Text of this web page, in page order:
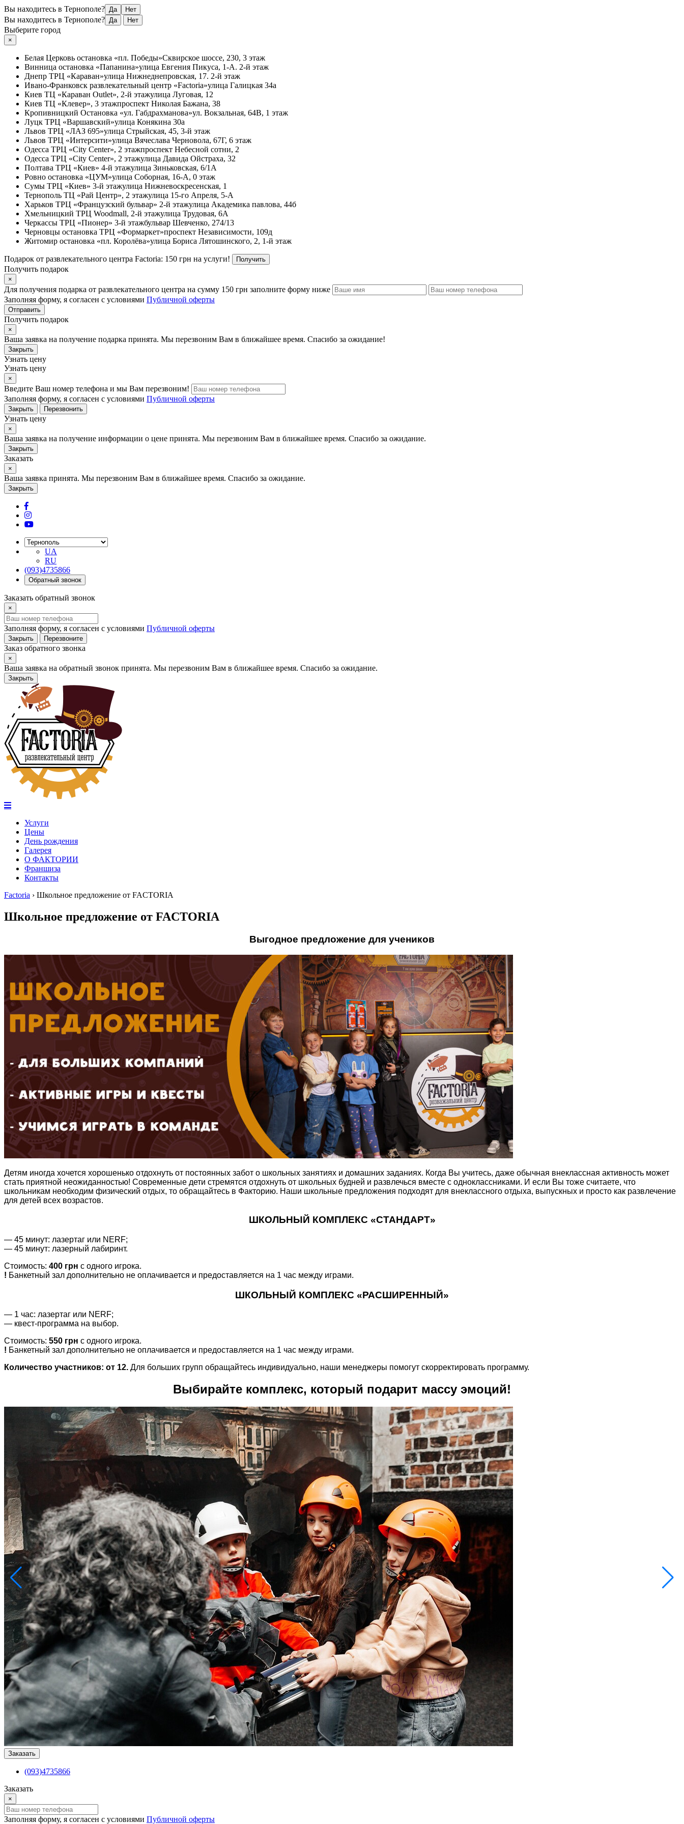
Вы находитесь в Тернополе? Да Нет
Вы находитесь в Тернополе? Да Нет
Выберите город
×
Белая Церковь остановка «пл. Победы»Сквирское шоссе, 230, 3 этаж
Винница остановка «Папанина»улица Евгения Пикуса, 1-А. 2-й этаж
Днепр ТРЦ «Караван»улица Нижнеднепровская, 17. 2-й этаж
Ивано-Франковск развлекательный центр «Factoria»улица Галицкая 34а
Киев ТЦ «Караван Outlet», 2-й этажулица Луговая, 12
Киев ТЦ «Клевер», 3 этажпроспект Николая Бажана, 38
Кропивницкий Остановка «ул. Габдрахманова»ул. Вокзальная, 64В, 1 этаж
Луцк ТРЦ «Варшавский»улица Конякина 30а
Львов ТРЦ «ЛАЗ 695»улица Стрыйская, 45, 3-й этаж
Львов ТРЦ «Интерсити»улица Вячеслава Черновола, 67Г, 6 этаж
Одесса ТРЦ «City Center», 2 этажпроспект Небесной сотни, 2
Одесса ТРЦ «City Center», 2 этажулица Давида Ойстраха, 32
Полтава ТРЦ «Киев» 4-й этажулица Зиньковская, 6/1А
Ровно остановка «ЦУМ»улица Соборная, 16-А, 0 этаж
Сумы ТРЦ «Киев» 3-й этажулица Нижневоскресенская, 1
Тернополь ТЦ «Рай Центр», 2 этажулица 15-го Апреля, 5-А
Харьков ТРЦ «Французский бульвар» 2-й этажулица Академика павлова, 44б
Хмельницкий ТРЦ Woodmall, 2-й этажулица Трудовая, 6А
Черкассы ТРЦ «Пионер» 3-й этажбульвар Шевченко, 274/13
Черновцы остановка ТРЦ «Формаркет»проспект Независимости, 109д
Житомир остановка «пл. Королёва»улица Бориса Лятошинского, 2, 1-й этаж
Подарок от развлекательного центра Factoria: 150 грн на услуги! Получить
Получить подарок
×
Для получения подарка от развлекательного центра на сумму 150 грн заполните форму ниже
Заполняя форму, я согласен с условиями Публичной оферты
Отправить
Получить подарок
×
Ваша заявка на получение подарка принята. Мы перезвоним Вам в ближайшее время. Спасибо за ожидание!
Закрыть
Узнать цену
Узнать цену
×
Введите Ваш номер телефона и мы Вам перезвоним!
Заполняя форму, я согласен с условиями Публичной оферты
Закрыть Перезвонить
Узнать цену
×
Ваша заявка на получение информации о цене принята. Мы перезвоним Вам в ближайшее время. Спасибо за ожидание.
Закрыть
Заказать
×
Ваша заявка принята. Мы перезвоним Вам в ближайшее время. Спасибо за ожидание.
Закрыть
UA
RU
(093)4735866
Обратный звонок
Заказать обратный звонок
×
Заполняя форму, я согласен с условиями Публичной оферты
Закрыть Перезвоните
Заказ обратного звонка
×
Ваша заявка на обратный звонок принята. Мы перезвоним Вам в ближайшее время. Спасибо за ожидание.
Закрыть
Услуги
Цены
День рождения
Галерея
О ФАКТОРИИ
Франшиза
Контакты
Factoria › Школьное предложение от FACTORIA
Школьное предложение от FACTORIA
Выгодное предложение для учеников
Детям иногда хочется хорошенько отдохнуть от постоянных забот о школьных занятиях и домашних заданиях. Когда Вы учитесь, даже обычная внеклассная активность может
стать приятной неожиданностью! Современные дети стремятся отдохнуть от школьных будней и развлечься вместе с одноклассниками. И если Вы тоже считаете, что
школьникам необходим физический отдых, то обращайтесь в Факторию. Наши школьные предложения подходят для внеклассного отдыха, выпускных и просто как развлечение
для детей всех возрастов.
ШКОЛЬНЫЙ КОМПЛЕКС «СТАНДАРТ»
— 45 минут: лазертаг или NERF;
— 45 минут: лазерный лабиринт.
Стоимость: 400 грн с одного игрока.
! Банкетный зал дополнительно не оплачивается и предоставляется на 1 час между играми.
ШКОЛЬНЫЙ КОМПЛЕКС «РАСШИРЕННЫЙ»
— 1 час: лазертаг или NERF;
— квест-программа на выбор.
Стоимость: 550 грн с одного игрока.
! Банкетный зал дополнительно не оплачивается и предоставляется на 1 час между играми.
Количество участников: от 12. Для больших групп обращайтесь индивидуально, наши менеджеры помогут скорректировать программу.
Выбирайте комплекс, который подарит массу эмоций!
Заказать
(093)4735866
Заказать
×
Заполняя форму, я согласен с условиями Публичной оферты